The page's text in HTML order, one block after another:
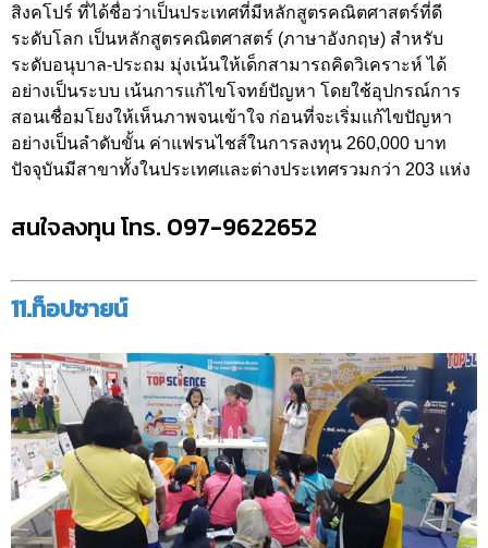
สิงคโปร์ ที่ได้ชื่อว่าเป็นประเทศที่มีหลักสูตรคณิตศาสตร์ที่ดี
ระดับโลก เป็นหลักสูตรคณิตศาสตร์ (ภาษาอังกฤษ) สำหรับ
ระดับอนุบาล-ประถม มุ่งเน้นให้เด็กสามารถคิดวิเคราะห์ ได้
อย่างเป็นระบบ เน้นการแก้ไขโจทย์ปัญหา โดยใช้อุปกรณ์การ
สอนเชื่อมโยงให้เห็นภาพจนเข้าใจ ก่อนที่จะเริ่มแก้ไขปัญหา
อย่างเป็นลำดับขั้น ค่าแฟรนไชส์ในการลงทุน 260,000 บาท
ปัจจุบันมีสาขาทั้งในประเทศและต่างประเทศรวมกว่า 203 แห่ง
สนใจลงทุน โทร. 097-9622652‬
11.ท็อปซายน์